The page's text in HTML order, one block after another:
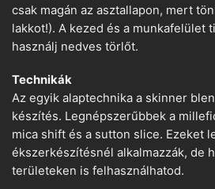
csak magán az asztallapon, mert
lakkot!). A kezed és a munkafelület
használj nedves törlőt.
Technikák
Az egyik alaptechnika a skinner
készítés. Legnépszerűbbek a
mica shift és a sutton slice. Ezeket
ékszerkészítésnél alkalmazzák, de
területeken is felhasználhatod.